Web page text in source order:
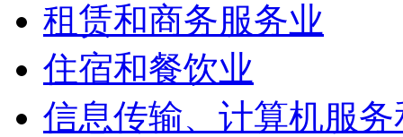
租赁和商务服务业
住宿和餐饮业
信息传输、计算机服